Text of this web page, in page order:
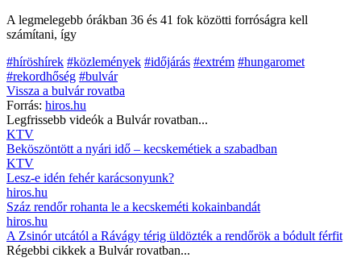
A legmelegebb órákban 36 és 41 fok közötti forróságra kell
számítani, így
#híröshírek #közlemények #időjárás #extrém #hungaromet
#rekordhőség #bulvár
Vissza a bulvárrovatba
Forrás: hiros.hu
Legfrissebb videók a Bulvárrovatban...
KTV
Beköszöntött a nyári idő – kecskemétiek a szabadban
KTV
Lesz-e idén fehér karácsonyunk?
hiros.hu
Száz rendőr rohanta le a kecskeméti kokainbandát
hiros.hu
A Zsinór utcától a Rávágy térig üldözték a rendőrök a bódult férfit
Régebbi cikkek a Bulvárrovatban...